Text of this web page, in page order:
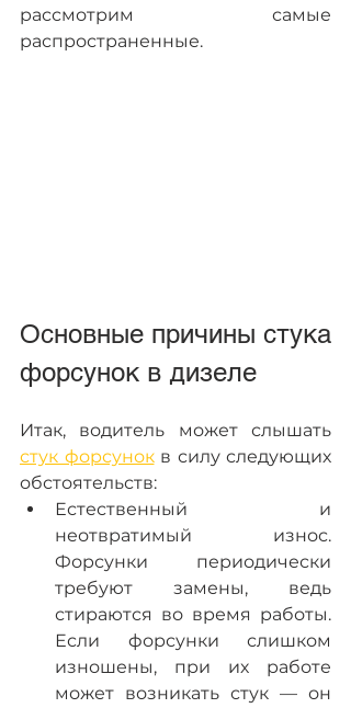
рассмотрим самые
распространенные.
Основные причины стука
форсунок в дизеле
стук форсунок в силу следующих
обстоятельств:
Естественный и
неотвратимый износ.
Форсунки периодически
требуют замены, ведь
стираются во время работы.
Если форсунки слишком
изношены, при их работе
может возникать стук — он